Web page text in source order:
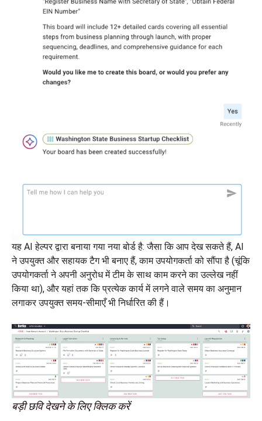
यह AI हेल्पर द्वारा बनाया गया नया बोर्ड है: जैसा कि आप देख सकते हैं, AI
ने उपयुक्त और सहायक टैग भी बनाए हैं, काम उपयोगकर्ता को सौंपा है (चूंकि
उपयोगकर्ता ने अपनी अनुरोध में टीम के साथ काम करने का उल्लेख नहीं
किया था), और यहां तक कि प्रत्येक कार्य में लगने वाले समय का अनुमान
लगाकर उपयुक्त समय-सीमाएँ भी निर्धारित की हैं।
बड़ी छवि देखने के लिए क्लिक करें